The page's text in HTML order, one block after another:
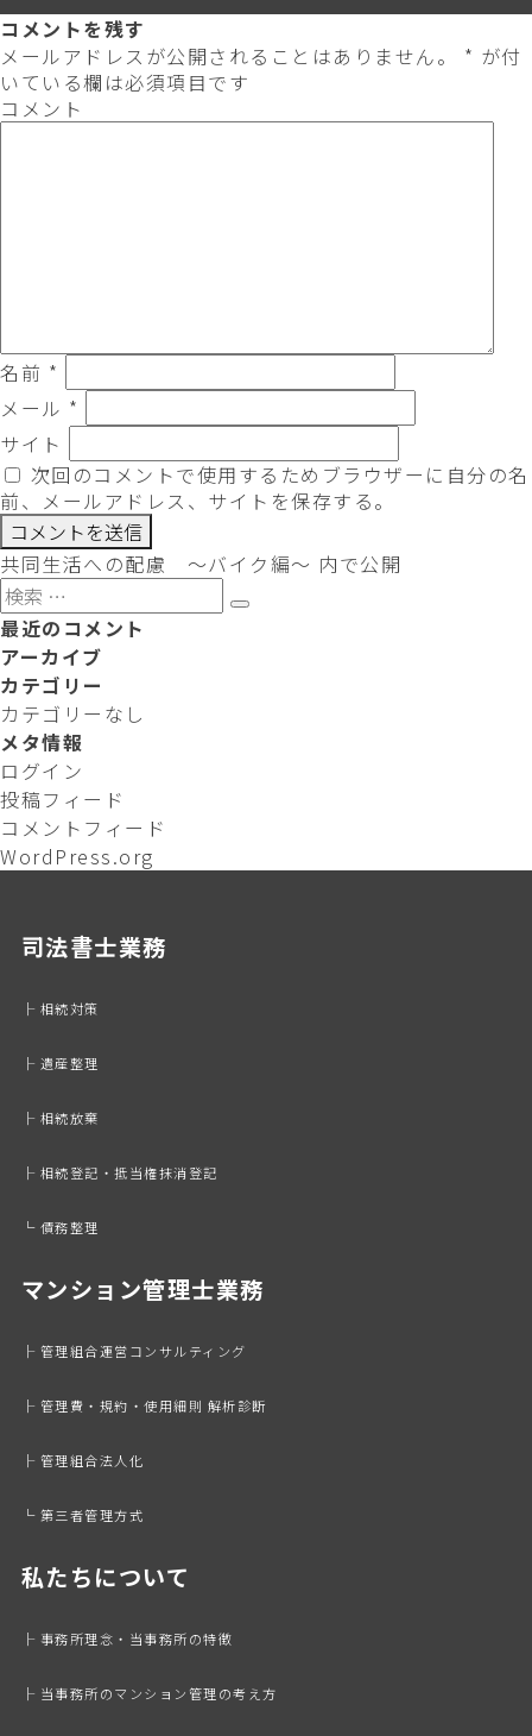
稿
日:
ル
サ
イ
コメントを残す
メールアドレスが公開されることはありません。
* が付
いている欄は必須項目です
コメント
名前 *
メール *
サイト
次回のコメントで使用するためブラウザーに自分の名
前、メールアドレス、サイトを保存する。
投
稿
ナ
ビ
ゲ
ー
シ
ョ
ン
共同生活への配慮 ～バイク編～ 内で公開
検
索
対
象:
検
最近のコメント
アーカイブ
カテゴリー
カテゴリーなし
メタ情報
ログイン
投稿フィード
コメントフィード
WordPress.org
司法書士業務
├ 相続対策
├ 遺産整理
├ 相続放棄
├ 相続登記・抵当権抹消登記
└ 債務整理
マンション管理士業務
├ 管理組合運営コンサルティング
├ 管理費・規約・使用細則 解析診断
├ 管理組合法人化
└ 第三者管理方式
私たちについて
├ 事務所理念・当事務所の特徴
├ 当事務所のマンション管理の考え方